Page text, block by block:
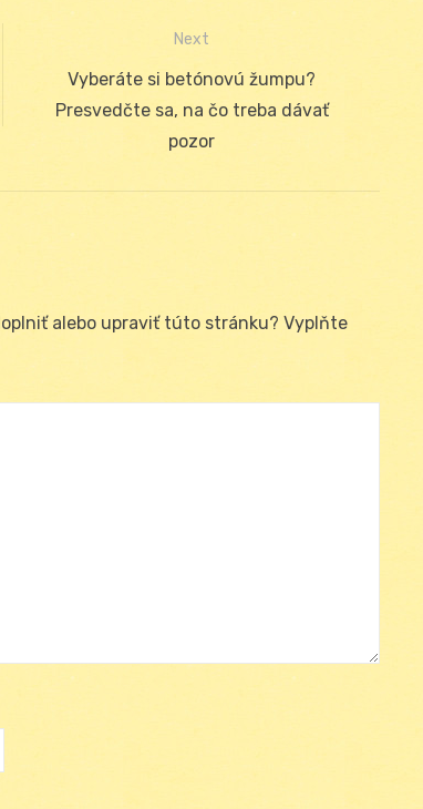
Next
Next
post:
Vyberáte si betónovú žumpu?
Presvedčte sa, na čo treba dávať
pozor
alebo upraviť túto stránku? Vyplňte